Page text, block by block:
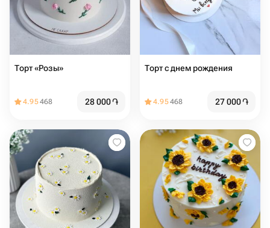
Торт «Розы»
4.95468 28 000֏
Торт с днем рождения
4.95468 27 000֏